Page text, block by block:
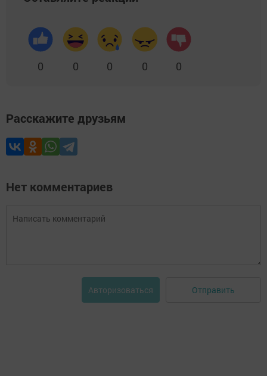
0 0 0 0 0
Расскажите друзьям
Нет комментариев
Авторизоваться Отправить